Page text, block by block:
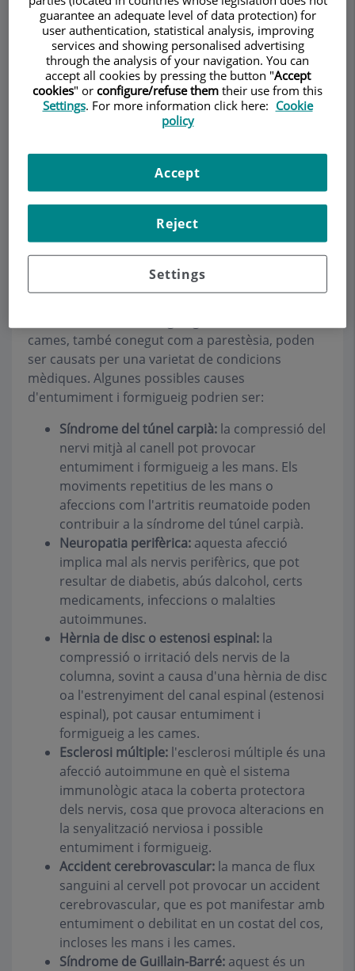
Contacte
Demanar Cita
Causes d'entumiment i
formigueig a mans o cames
cames, també conegut com a parestèsia, poden
ser causats per una varietat de condicions
mèdiques. Algunes possibles causes
d'entumiment i formigueig podrien ser:
Síndrome del túnel carpià: la compressió del
nervi mitjà al canell pot provocar
entumiment i formigueig a les mans. Els
moviments repetitius de les mans o
afeccions com l'artritis reumatoide poden
contribuir a la síndrome del túnel carpià.
Neuropatia perifèrica: aquesta afecció
implica mal als nervis perifèrics, que pot
resultar de diabetis, abús dalcohol, certs
medicaments, infeccions o malalties
autoimmunes.
Hèrnia de disc o estenosi espinal: la
compressió o irritació dels nervis de la
columna, sovint a causa d'una hèrnia de disc
oa l'estrenyiment del canal espinal (estenosi
espinal), pot causar entumiment i
formigueig a les cames.
Esclerosi múltiple: l'esclerosi múltiple és una
afecció autoimmune en què el sistema
immunològic ataca la coberta protectora
dels nervis, cosa que provoca alteracions en
la senyalització nerviosa i possible
entumiment i formigueig.
Accident cerebrovascular: la manca de flux
sanguini al cervell pot provocar un accident
cerebrovascular, que es pot manifestar amb
entumiment o debilitat en un costat del cos,
incloses les mans i les cames.
Síndrome de Guillain-Barré: aquest és un
guarantee an adequate level of data protection) for
user authentication, statistical analysis, improving
services and showing personalised advertising
through the analysis of your navigation. You can
accept all cookies by pressing the button "Accept
cookies" or configure/refuse them their use from this
Settings. For more information click here: Cookie
policy
Settings
Reject
Accept